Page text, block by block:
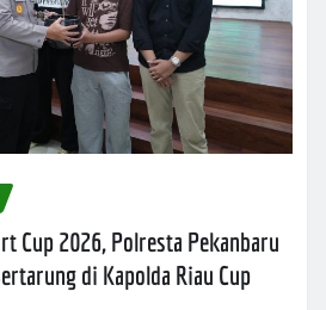
Cup 2026, Polresta Pekanbaru
di Kapolda Riau Cup